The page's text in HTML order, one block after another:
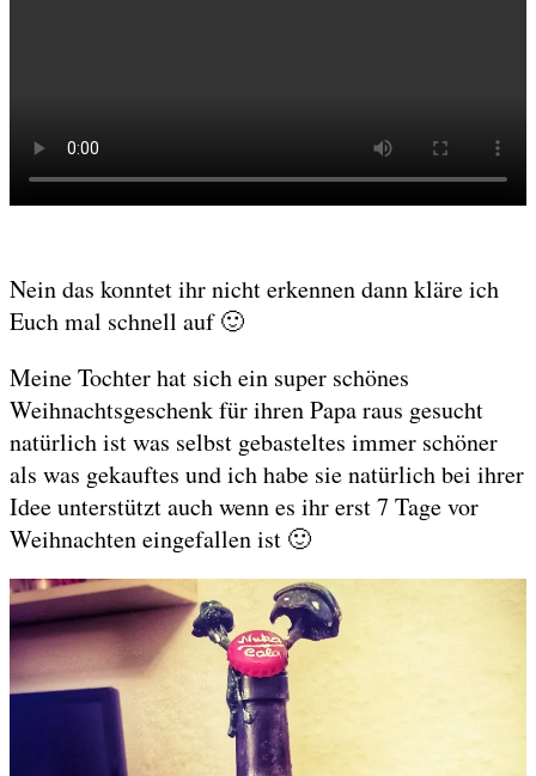
Nein das konntet ihr nicht erkennen dann kläre ich
Euch mal schnell auf 🙂
Meine Tochter hat sich ein super schönes
Weihnachtsgeschenk für ihren Papa raus gesucht
natürlich ist was selbst gebasteltes immer schöner
als was gekauftes und ich habe sie natürlich bei ihrer
Idee unterstützt auch wenn es ihr erst 7 Tage vor
Weihnachten eingefallen ist 🙂